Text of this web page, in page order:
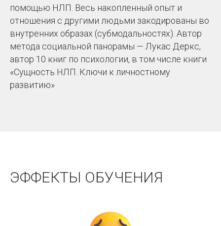
помощью НЛП. Весь накопленный опыт и
отношения с другими людьми закодированы во
внутренних образах (субмодальностях). Автор
метода социальной панорамы — Лукас Деркс,
автор 10 книг по психологии, в том числе книги
«Сущность НЛП. Ключи к личностному
развитию»
ЭФФЕКТЫ ОБУЧЕНИЯ